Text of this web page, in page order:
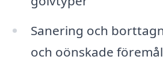
Sanering och
och oönskade föremål